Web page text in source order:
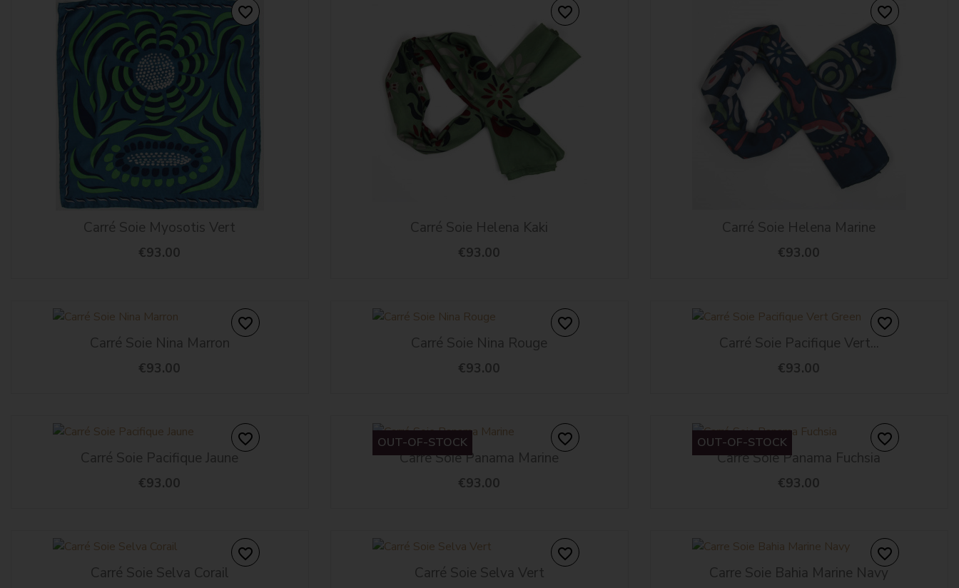
Carré Soie Myosotis Vert
€93.00
favorite_border
Carré Soie Helena Kaki
€93.00
favorite_border
Carré Soie Helena Marine
€93.00
favorite_border
Carré Soie Nina Marron
€93.00
favorite_border
Carré Soie Nina Rouge
€93.00
favorite_border
Carré Soie Pacifique Vert...
€93.00
favorite_border
Carré Soie Pacifique Jaune
€93.00
favorite_border
Carré Soie Panama Marine
€93.00
OUT-OF-STOCK favorite_border
Carré Soie Panama Fuchsia
€93.00
OUT-OF-STOCK favorite_border
Carré Soie Selva Corail
favorite_border
Carré Soie Selva Vert
favorite_border
Carre Soie Bahia Marine Navy
favorite_border